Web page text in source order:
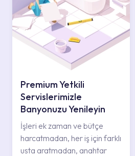
Premium Yetkili
Servislerimizle
Banyonuzu Yenileyin
İşleri ek zaman ve bütçe
harcatmadan, her iş için farklı
usta aratmadan, anahtar